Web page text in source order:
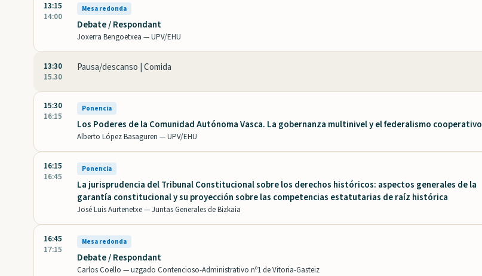
13:15
14:00
Mesa redonda
Debate / Respondant
Joxerra Bengoetxea —UPV/EHU
13:30
15.30
Pausa/descanso | Comida
15:30
16:15
Ponencia
Los Poderes de la Comunidad Autónoma Vasca. La gobernanza multinivel y el federalismo cooperativo
Alberto López Basaguren —UPV/EHU
16:15
16:45
Ponencia
La jurisprudencia del Tribunal Constitucional sobre los derechos históricos: aspectos generales de la
garantía constitucional y su proyección sobre las competencias estatutarias de raíz histórica
José Luis Aurtenetxe —Juntas Generales de Bizkaia
16:45
17:15
Mesa redonda
Debate / Respondant
Carlos Coello —uzgado Contencioso-Administrativo nº1 de Vitoria-Gasteiz